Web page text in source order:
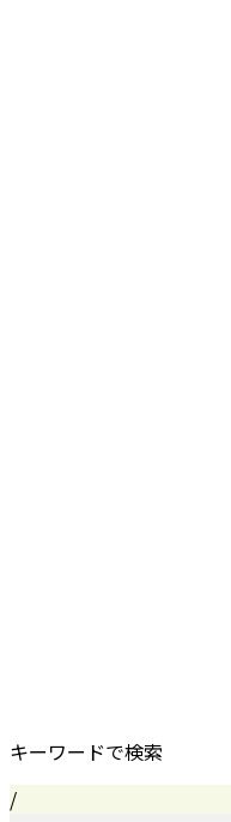
キーワードで検索
/